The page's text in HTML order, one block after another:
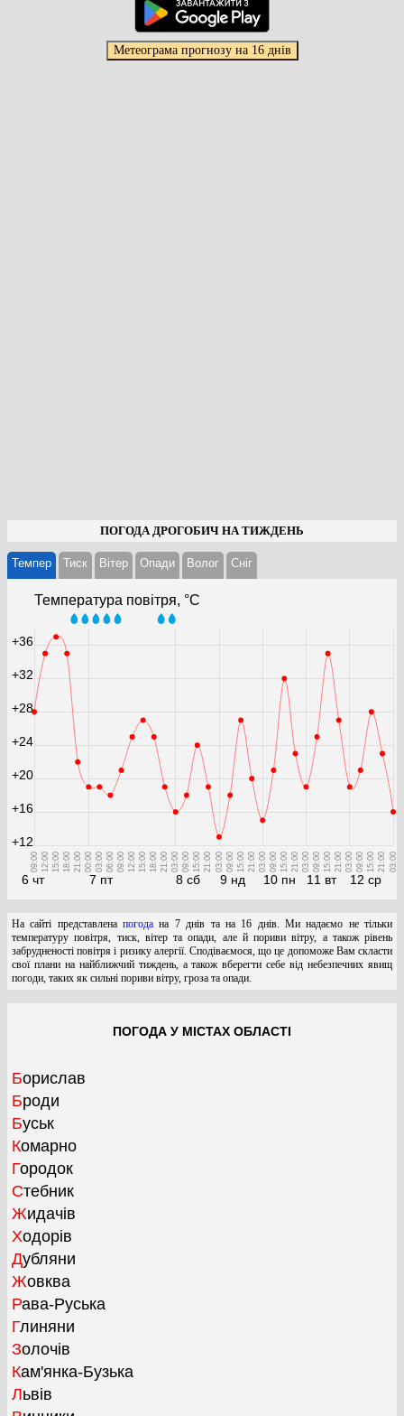
ПОГОДА ДРОГОБИЧ НА ТИЖДЕНЬ
Темпер Тиск Вітер Опади Волог Cніг
Температура повітря, °С
6 чт
09:00 12:00 15:00 18:00 21:00
7 пт
00:00 03:00 06:00 09:00 12:00 15:00 18:00 21:00
8 сб
03:00 09:00 15:00 21:00
9 нд
03:00 09:00 15:00 21:00
10 пн
03:00 09:00 15:00 21:00
11 вт
03:00 09:00 15:00 21:00
12 ср
03:00 09:00 15:00 21:00 03:00
+12
+16
+20
+24
+28
+32
+36
На сайті представленапогода на 7 днів та на 16 днів. Ми надаємо не тільки
температуру повітря, тиск, вітер та опади, але й пориви вітру, а також рівень
забрудненості повітря і ризику алергії. Сподіваємося, що це допоможе Вам скласти
свої плани на найближчий тиждень, а також вберегти себе від небезпечних явищ
погоди, таких як сильні пориви вітру, гроза та опади.
ПОГОДА У МІСТАХ ОБЛАСТІ
Борислав
Броди
Буськ
Комарно
Городок
Стебник
Жидачів
Ходорів
Дубляни
Жовква
Рава-Руська
Глиняни
Золочів
Кам'янка-Бузька
Львів